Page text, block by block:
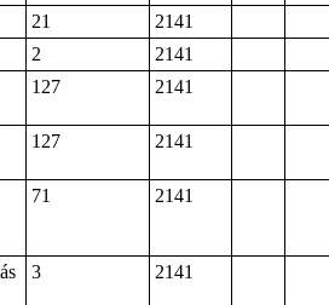
21
2141
2
2141
127 2141
127 2141
71 2141
3 2141